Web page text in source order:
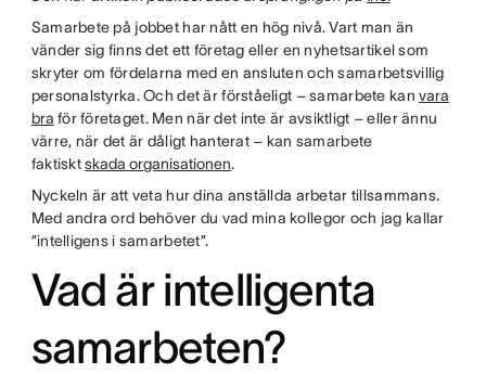
Samarbete på jobbet har nått en hög nivå. Vart man än
vänder sig finns det ett företag eller en nyhetsartikel som
skryter om fördelarna med en ansluten och samarbetsvillig
personalstyrka. Och det är förståeligt – samarbete kanvara
bra för företaget. Men när det inte är avsiktligt – eller ännu
värre, när det är dåligt hanterat – kan samarbete
faktisktskada organisationen.
Nyckeln är att veta hur dina anställda arbetar tillsammans.
Med andra ord behöver du vad mina kollegor och jag kallar
”intelligens i samarbetet”.
Vad är intelligenta
samarbeten?